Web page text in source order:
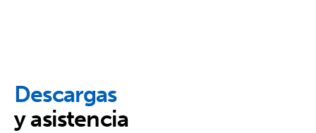
Descargas
y asistencia